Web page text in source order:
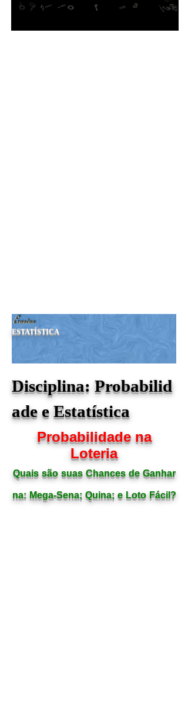
ESTATÍSTICA
Disciplina: Probabilid
ade e Estatística
Probabilidade na
Loteria
Quais são suas Chances de Ganhar
na: Mega-Sena; Quina; e Loto Fácil?